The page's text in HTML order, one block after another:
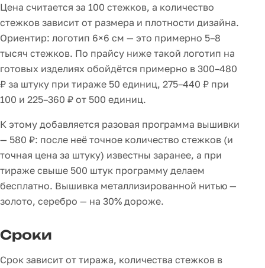
Цена считается за 100 стежков, а количество
стежков зависит от размера и плотности дизайна.
Ориентир: логотип 6×6 см — это примерно 5–8
тысяч стежков. По прайсу ниже такой логотип на
готовых изделиях обойдётся примерно в 300–480
₽ за штуку при тираже 50 единиц, 275–440 ₽ при
100 и 225–360 ₽ от 500 единиц.
К этому добавляется разовая программа вышивки
— 580 ₽: после неё точное количество стежков (и
точная цена за штуку) известны заранее, а при
тираже свыше 500 штук программу делаем
бесплатно. Вышивка металлизированной нитью —
золото, серебро — на 30% дороже.
Сроки
Срок зависит от тиража, количества стежков в